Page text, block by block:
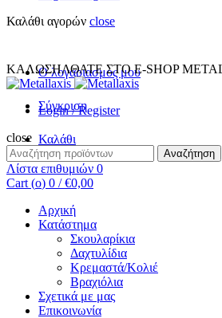
Καλάθι αγορών close
Ο λογαριασμος μου
Σύγκριση
Καλάθι
ΚΑΛΩΣΗΛΘΑΤΕ ΣΤΟ E-SHOP
Login / Register
close
Αναζήτηση
για:
Αναζήτηση
Λίστα επιθυμιών 0
Cart (o) 0 / €0,00
Αρχική
Κατάστημα
Σκουλαρίκια
Δαχτυλίδια
Κρεμαστά/Κολιέ
Βραχιόλια
Σχετικά με μας
Επικοινωνία